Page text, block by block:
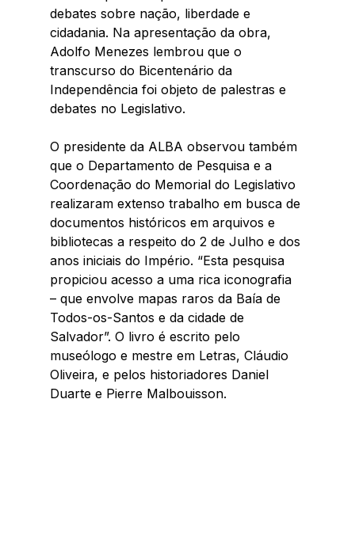
debates sobre nação, liberdade e
cidadania. Na apresentação da obra,
Adolfo Menezes lembrou que o
transcurso do Bicentenário da
Independência foi objeto de palestras e
debates no Legislativo.
O presidente da ALBA observou também
que o Departamento de Pesquisa e a
Coordenação do Memorial do Legislativo
realizaram extenso trabalho em busca de
documentos históricos em arquivos e
bibliotecas a respeito do 2 de Julho e dos
anos iniciais do Império. “Esta pesquisa
propiciou acesso a uma rica iconografia
– que envolve mapas raros da Baía de
Todos-os-Santos e da cidade de
Salvador”. O livro é escrito pelo
museólogo e mestre em Letras, Cláudio
Oliveira, e pelos historiadores Daniel
Duarte e Pierre Malbouisson.